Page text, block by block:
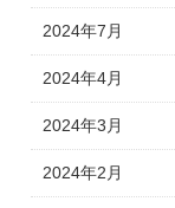
2024年7月
2024年4月
2024年3月
2024年2月